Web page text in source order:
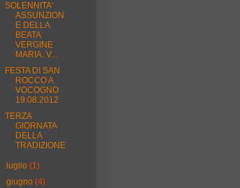
SOLENNITA'
ASSUNZION
E DELLA
BEATA
VERGINE
MARIA. V...
FESTA DI SAN
ROCCO A
VOCOGNO
19.08.2012
TERZA
GIORNATA
DELLA
TRADIZIONE
luglio(1)
giugno(4)